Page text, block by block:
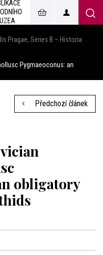
Pragae, Series B – Historia
Pygmaeoconus: an
Předchozí článek
obligatory